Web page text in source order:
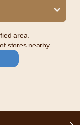
area.
stores nearby.